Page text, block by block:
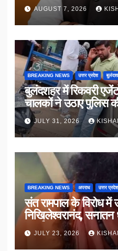
AUGUST 7, 2026
BREAKING NEWS उत्तर प्रदेश
बुलंदशहर में रिकवरी एजेंटों की
चालकों ने उठाए पुलिस
JULY 31, 2026
BREAKING NEWS अपराध उत्तर प्रदेश
संत रामपाल के विरोध में
निखिलेश्वरानंद, सनातन
उठाई मांग
JULY 23, 2026